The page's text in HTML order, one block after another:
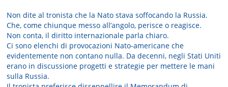
Non dite al tronista che la Nato stava soffocando la Russia.
Che, come chiunque messo all’angolo, perisce o reagisce.
Non conta, il diritto internazionale parla chiaro.
Ci sono elenchi di provocazioni Nato-americane che
evidentemente non contano nulla. Da decenni, negli Stati Uniti
erano in discussione progetti e strategie per mettere le mani
sulla Russia.